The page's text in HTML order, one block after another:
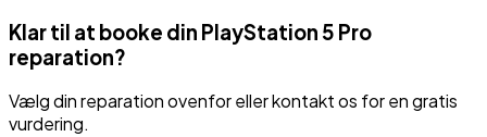
Klar til at booke din PlayStation 5 Pro
reparation?
Vælg din reparation ovenfor eller kontakt os for en gratis
vurdering.